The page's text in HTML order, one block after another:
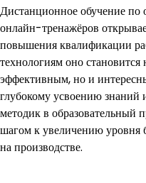
Дистанционное обучение по
онлайн-тренажёров
повышения квалификации
технологиям оно
эффективным, но и
глубокому усвоению знаний
методик в образовательный
шагом к увеличению уровня
на производстве.